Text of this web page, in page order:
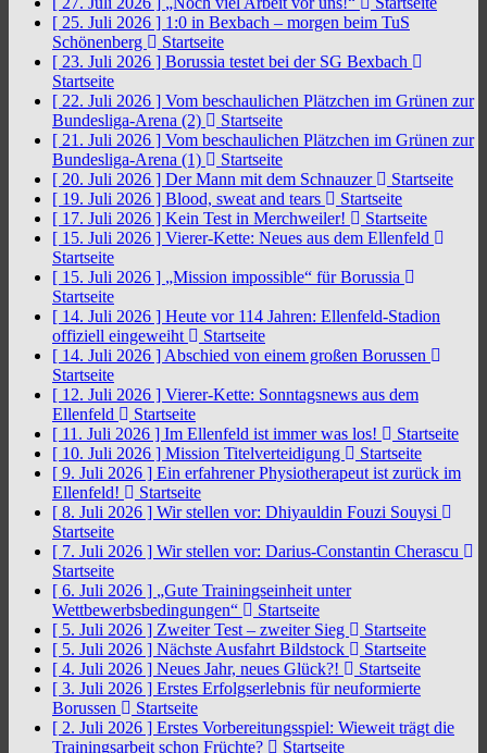
[ 25. Juli 2026 ] 1:0 in Bexbach – morgen beim TuS
Schönenberg
Startseite
[ 23. Juli 2026 ] Borussia testet bei der SG Bexbach
Startseite
[ 22. Juli 2026 ] Vom beschaulichen Plätzchen im Grünen zur
Bundesliga-Arena (2)
Startseite
[ 21. Juli 2026 ] Vom beschaulichen Plätzchen im Grünen zur
Bundesliga-Arena (1)
Startseite
[ 20. Juli 2026 ] Der Mann mit dem Schnauzer
Startseite
[ 19. Juli 2026 ] Blood, sweat and tears
Startseite
[ 17. Juli 2026 ] Kein Test in Merchweiler!
Startseite
[ 15. Juli 2026 ] Vierer-Kette: Neues aus dem Ellenfeld
Startseite
[ 15. Juli 2026 ] „Mission impossible“ für Borussia
Startseite
[ 14. Juli 2026 ] Heute vor 114 Jahren: Ellenfeld-Stadion
offiziell eingeweiht
Startseite
[ 14. Juli 2026 ] Abschied von einem großen Borussen
Startseite
[ 12. Juli 2026 ] Vierer-Kette: Sonntagsnews aus dem
Ellenfeld
Startseite
[ 11. Juli 2026 ] Im Ellenfeld ist immer was los!
Startseite
[ 10. Juli 2026 ] Mission Titelverteidigung
Startseite
[ 9. Juli 2026 ] Ein erfahrener Physiotherapeut ist zurück im
Ellenfeld!
Startseite
[ 8. Juli 2026 ] Wir stellen vor: Dhiyauldin Fouzi Souysi
Startseite
[ 7. Juli 2026 ] Wir stellen vor: Darius-Constantin Cherascu
Startseite
[ 6. Juli 2026 ] „Gute Trainingseinheit unter
Wettbewerbsbedingungen“
Startseite
[ 5. Juli 2026 ] Zweiter Test – zweiter Sieg
Startseite
[ 5. Juli 2026 ] Nächste Ausfahrt Bildstock
Startseite
[ 4. Juli 2026 ] Neues Jahr, neues Glück?!
Startseite
[ 3. Juli 2026 ] Erstes Erfolgserlebnis für neuformierte
Borussen
Startseite
[ 2. Juli 2026 ] Erstes Vorbereitungsspiel: Wieweit trägt die
Trainingsarbeit schon Früchte?
Startseite